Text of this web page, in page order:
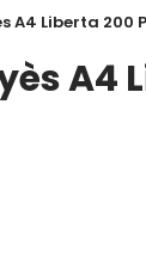
A4 Liberta 200
A4